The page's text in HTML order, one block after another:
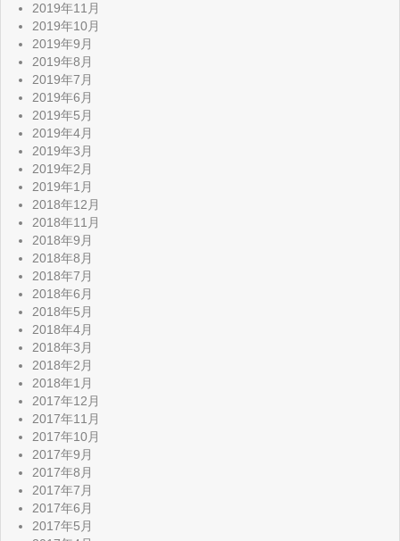
2019年11月
2019年10月
2019年9月
2019年8月
2019年7月
2019年6月
2019年5月
2019年4月
2019年3月
2019年2月
2019年1月
2018年12月
2018年11月
2018年9月
2018年8月
2018年7月
2018年6月
2018年5月
2018年4月
2018年3月
2018年2月
2018年1月
2017年12月
2017年11月
2017年10月
2017年9月
2017年8月
2017年7月
2017年6月
2017年5月